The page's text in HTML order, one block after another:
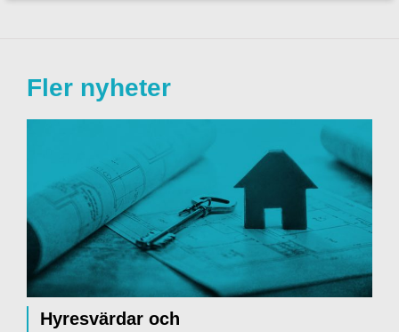
Fler nyheter
Hyresvärdar och